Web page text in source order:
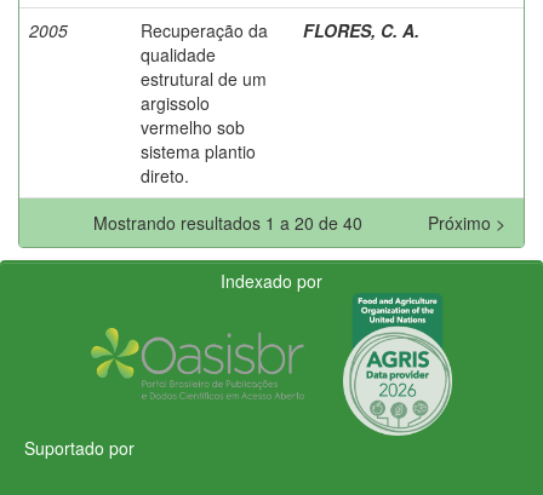
2005
Recuperação da
qualidade
estrutural de um
argissolo
vermelho sob
sistema plantio
direto.
FLORES, C. A.
Mostrando resultados 1 a 20 de 40 Próximo >
Indexado por
Suportado por